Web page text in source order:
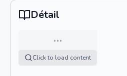
Détail
…
Click to load content